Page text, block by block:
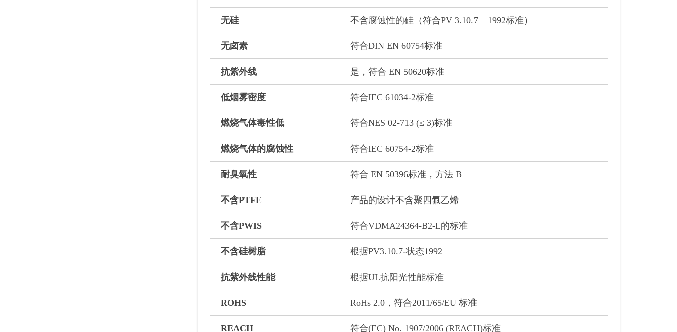
无硅 不含腐蚀性的硅（符合PV 3.10.7 – 1992标准）
无卤素 符合DIN EN 60754标准
抗紫外线 是，符合 EN 50620标准
低烟雾密度 符合IEC 61034-2标准
燃烧气体毒性低 符合NES 02-713 (≤ 3)标准
燃烧气体的腐蚀性 符合IEC 60754-2标准
耐臭氧性 符合 EN 50396标准，方法 B
不含PTFE 产品的设计不含聚四氟乙烯
不含PWIS 符合VDMA24364-B2-L的标准
不含硅树脂 根据PV3.10.7-状态1992
抗紫外线性能 根据UL抗阳光性能标准
ROHS RoHs 2.0，符合2011/65/EU 标准
REACH 符合(EC) No. 1907/2006 (REACH)标准